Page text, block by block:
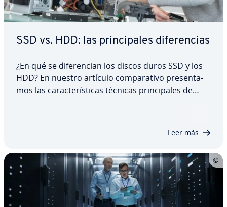
SSD vs. HDD: las pri­n­ci­pa­les di­fe­re­n­cias
¿En qué se di­fe­re­n­cian los discos duros SSD y los
HDD? En nuestro artículo co­m­pa­ra­ti­vo pre­se­n­ta­
mos las ca­ra­c­te­rí­s­ti­cas técnicas pri­n­ci­pa­les de
Leer más